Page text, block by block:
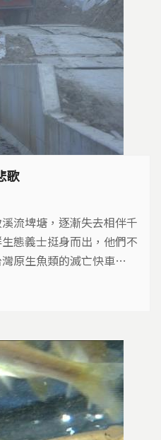
歌
流埤塘，逐漸失去相伴千
態義士挺身而出，他們不
原生魚類的滅亡快車…